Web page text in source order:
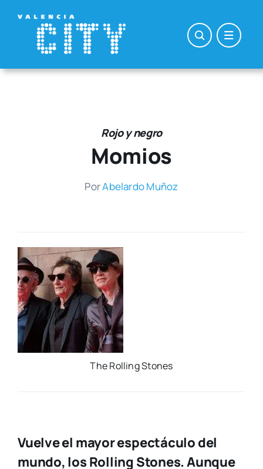
contenido
Rojo y negro
Momios
PorAbe­lar­do Muñoz
The Rolling Sto­nes
Vuelve el mayor espectáculo del
mundo, los Rolling Stones. Aunque